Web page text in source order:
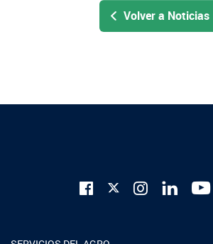
Volver a Noticias